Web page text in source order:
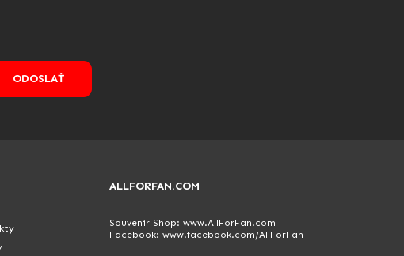
ODOSLAŤ
ALLFORFAN.COM
Souvenir Shop: www.AllForFan.com
Facebook: www.facebook.com/AllForFan